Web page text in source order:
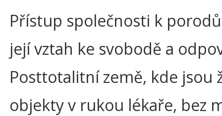
Přístup společnosti k
její vztah ke svobodě a
Posttotalitní země, kde jsou
objekty v rukou lékaře, bez